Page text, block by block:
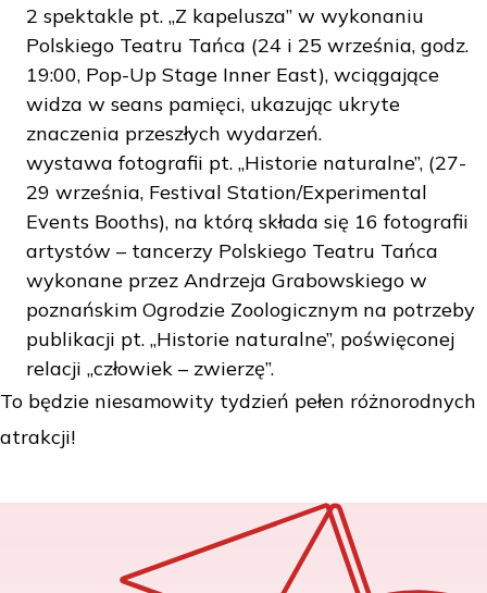
2 spektakle pt. „Z kapelusza” w wykonaniu
Polskiego Teatru Tańca (24 i 25 września, godz.
19:00, Pop-Up Stage Inner East), wciągające
widza w seans pamięci, ukazując ukryte
znaczenia przeszłych wydarzeń.
wystawa fotografii pt. „Historie naturalne”, (27-
29 września, Festival Station/Experimental
Events Booths), na którą składa się 16 fotografii
artystów – tancerzy Polskiego Teatru Tańca
wykonane przez Andrzeja Grabowskiego w
poznańskim Ogrodzie Zoologicznym na potrzeby
publikacji pt. „Historie naturalne”, poświęconej
relacji „człowiek – zwierzę”.
To będzie niesamowity tydzień pełen różnorodnych
atrakcji!